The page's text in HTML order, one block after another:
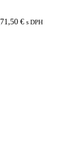
71,50 € s DPH